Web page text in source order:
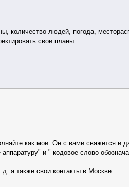
количество людей, погода,
свои планы.
как мои. Он с вами свяжется и
и " кодовое слово
а также свои контакты в Москве.